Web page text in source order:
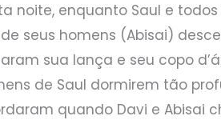
noite, enquanto Saul e
seus homens (Abisai)
sua lança e seu copo
de Saul dormirem tão
quando Davi e Abisai